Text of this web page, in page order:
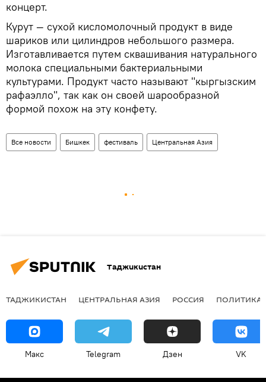
концерт.
Курут — сухой кисломолочный продукт в виде
шариков или цилиндров небольшого размера.
Изготавливается путем сквашивания натурального
молока специальными бактериальными
культурами. Продукт часто называют "кыргызским
рафаэлло", так как он своей шарообразной
формой похож на эту конфету.
Все новости Бишкек фестиваль Центральная Азия
Таджикистан
ТАДЖИКИСТАН ЦЕНТРАЛЬНАЯ АЗИЯ РОССИЯ ПОЛИТИКА
Макс Telegram Дзен VK